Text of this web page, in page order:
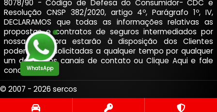
8078/90 - Código de Defesa do Consumidor- CDC e
Resolução CNSP 382/2020, artigo 4º, Parágrafo 1º, IV,
DECLARAMOS que todas as informações relativas as
propostas e contratos de seguros intermediados por
nossa corretora estarão à disposição dos Clientes
podendo ser solicitadas a qualquer tempo por qualquer
um de nossos canais de contato ou Clique Aquie fale
conosco.
© 2007 - 2026 sercos
WhatsApp